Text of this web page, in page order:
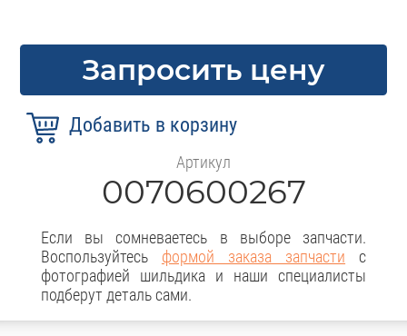
Запросить цену
Артикул
0070600267
Если вы сомневаетесь в выборе запчасти.
Воспользуйтесь формой заказа запчасти с
фотографией шильдика и наши специалисты
подберут деталь сами.